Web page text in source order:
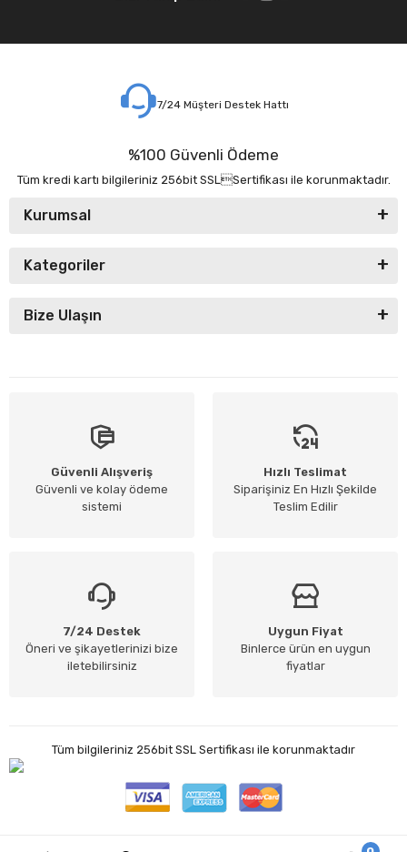
7/24 Müşteri Destek Hattı
%100 Güvenli Ödeme
Tüm kredi kartı bilgileriniz 256bit SSLSertifikası ile korunmaktadır.
Kurumsal
Kategoriler
Bize Ulaşın
Güvenli Alışveriş
Güvenli ve kolay ödeme
sistemi
Hızlı Teslimat
Siparişiniz En Hızlı Şekilde
Teslim Edilir
7/24 Destek
Öneri ve şikayetlerinizi bize
iletebilirsiniz
Uygun Fiyat
Binlerce ürün en uygun
fiyatlar
Tüm bilgileriniz 256bit SSL Sertifikası ile korunmaktadır